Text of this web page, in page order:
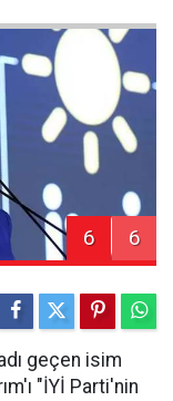
6 6
geçen isim
"İYİ Parti'nin